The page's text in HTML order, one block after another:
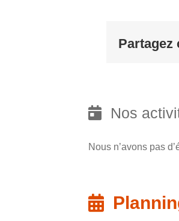
Partagez
Nos
Nous n’avons pas